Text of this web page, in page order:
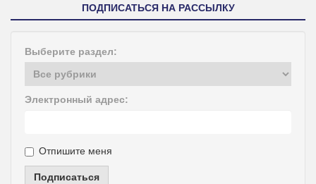
ПОДПИСАТЬСЯ НА РАССЫЛКУ
Выберите раздел:
Электронный адрес:
Отпишите меня
Подписаться